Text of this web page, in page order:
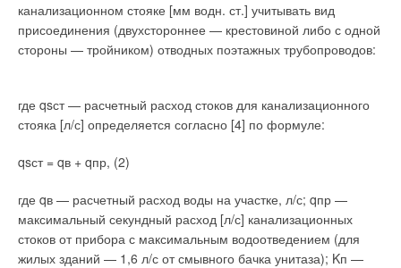
канализационном стояке [мм водн. ст.] учитывать вид
присоединения (двухстороннее — крестовиной либо с одной
стороны — тройником) отводных поэтажных трубопроводов:
где qsст — расчетный расход стоков для канализационного
стояка [л/с] определяется согласно [4] по формуле:
qsст = qв + qпр, (2)
где qв — расчетный расход воды на участке, л/с; qпр —
максимальный секундный расход [л/с] канализационных
стоков от прибора с максимальным водоотведением (для
жилых зданий — 1,6 л/с от смывного бачка унитаза); Kп —